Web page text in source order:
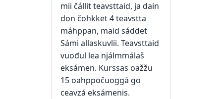
mii čállit teavsttaid, ja dain
don čohkket 4 teavstta
máhppan, maid sáddet
Sámi allaskuvlii. Teavsttaid
vuođul lea njálmmálaš
eksámen. Kurssas oažžu
15 oahppočuoggá go
ceavzá eksámenis.